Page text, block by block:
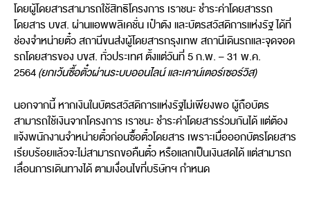
โดยผู้โดยสารสามารถใช้สิทธิโครงการ เราชนะ ชำระค่าโดยสารรถ
โดยสาร บขส. ผ่านแอพพลิเคชั่น เป๋าตัง และบัตรสวัสดิการแห่งรัฐ ได้ที่
ช่องจำหน่ายตั๋ว สถานีขนส่งผู้โดยสารกรุงเทพ สถานีเดินรถและจุดจอด
รถโดยสารของ บขส. ทั่วประเทศ ตั้งแต่วันที่ 5 ก.พ. – 31 พ.ค.
2564(ยกเว้นซื้อตั๋วผ่านระบบออนไลน์ และเคาน์เตอร์เซอร์วิส)
นอกจากนี้ หากเงินในบัตรสวัสดิการแห่งรัฐไม่เพียงพอ ผู้ถือบัตร
สามารถใช้เงินจากโครงการ เราชนะ ชำระค่าโดยสารร่วมกันได้ แต่ต้อง
แจ้งพนักงานจำหน่ายตั๋วก่อนซื้อตั๋วโดยสาร เพราะเมื่อออกบัตรโดยสาร
เรียบร้อยแล้วจะไม่สามารถขอคืนตั๋ว หรือแลกเป็นเงินสดได้ แต่สามารถ
เลื่อนการเดินทางได้ ตามเงื่อนไขที่บริษัทฯ กำหนด